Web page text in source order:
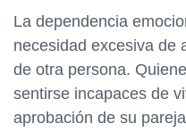
La dependencia
necesidad excesiva de
de otra persona.
sentirse incapaces de
aprobación de su